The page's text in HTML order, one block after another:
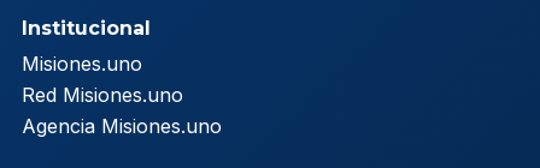
Institucional
Misiones.uno
Red Misiones.uno
Agencia Misiones.uno